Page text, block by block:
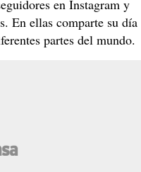
en Instagram y
En ellas comparte su día
partes del mundo.